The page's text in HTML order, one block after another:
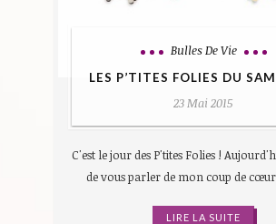
Bulles De Vie
LES P’TITES FOLIES DU
23 Mai 2015
C'est le jour des P'tites Folies !
de vous parler de mon coup de
LIRE LA SUITE